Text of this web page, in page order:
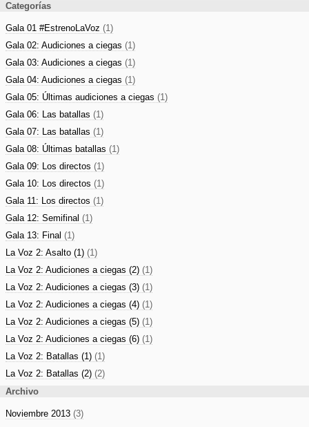
Categorías
Gala 01 #EstrenoLaVoz (1)
Gala 02: Audiciones a ciegas (1)
Gala 03: Audiciones a ciegas (1)
Gala 04: Audiciones a ciegas (1)
Gala 05: Últimas audiciones a ciegas (1)
Gala 06: Las batallas (1)
Gala 07: Las batallas (1)
Gala 08: Últimas batallas (1)
Gala 09: Los directos (1)
Gala 10: Los directos (1)
Gala 11: Los directos (1)
Gala 12: Semifinal (1)
Gala 13: Final (1)
La Voz 2: Asalto (1) (1)
La Voz 2: Audiciones a ciegas (2) (1)
La Voz 2: Audiciones a ciegas (3) (1)
La Voz 2: Audiciones a ciegas (4) (1)
La Voz 2: Audiciones a ciegas (5) (1)
La Voz 2: Audiciones a ciegas (6) (1)
La Voz 2: Batallas (1) (1)
La Voz 2: Batallas (2) (2)
Archivo
Noviembre 2013 (3)